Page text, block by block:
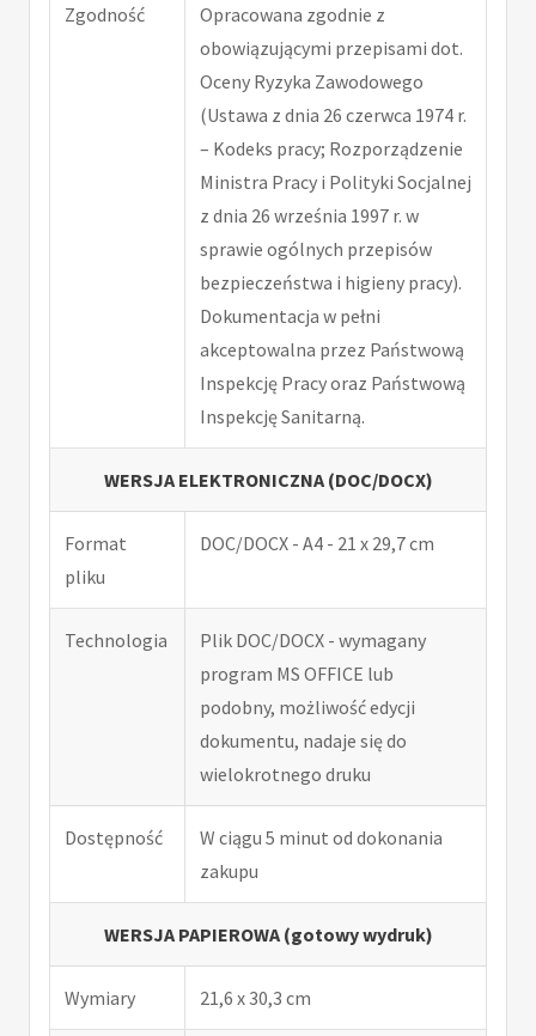
Zgodność
Opracowana zgodnie z
obowiązującymi przepisami dot.
Oceny Ryzyka Zawodowego
(Ustawa z dnia 26 czerwca 1974 r.
– Kodeks pracy; Rozporządzenie
Ministra Pracy i Polityki Socjalnej
z dnia 26 września 1997 r. w
sprawie ogólnych przepisów
bezpieczeństwa i higieny pracy).
Dokumentacja w pełni
akceptowalna przez Państwową
Inspekcję Pracy oraz Państwową
Inspekcję Sanitarną.
WERSJA ELEKTRONICZNA (DOC/DOCX)
Format
pliku
DOC/DOCX - A4 - 21 x 29,7 cm
Technologia
Plik DOC/DOCX - wymagany
program MS OFFICE lub
podobny, możliwość edycji
dokumentu, nadaje się do
wielokrotnego druku
Dostępność
W ciągu 5 minut od dokonania
zakupu
WERSJA PAPIEROWA (gotowy wydruk)
Wymiary 21,6 x 30,3 cm